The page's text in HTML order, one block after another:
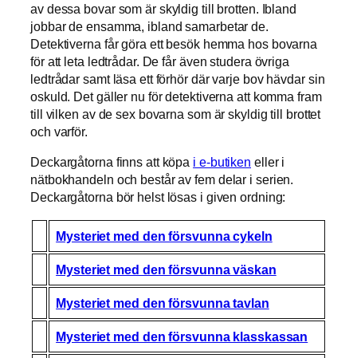
av dessa bovar som är skyldig till brotten. Ibland
jobbar de ensamma, ibland samarbetar de.
Detektiverna får göra ett besök hemma hos bovarna
för att leta ledtrådar. De får även studera övriga
ledtrådar samt läsa ett förhör där varje bov hävdar sin
oskuld. Det gäller nu för detektiverna att komma fram
till vilken av de sex bovarna som är skyldig till brottet
och varför.
Deckargåtorna finns att köpa i e-butiken eller i
nätbokhandeln och består av fem delar i serien.
Deckargåtorna bör helst lösas i given ordning:
Mysteriet med den försvunna cykeln
Mysteriet med den försvunna väskan
Mysteriet med den försvunna tavlan
Mysteriet med den försvunna klasskassan